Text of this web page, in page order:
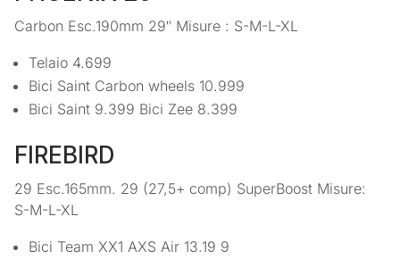
Carbon Esc.190mm 29″ Misure : S-M-L-XL
Telaio 4.699
Bici Saint Carbon wheels 10.999
Bici Saint 9.399 Bici Zee 8.399
FIREBIRD
29 Esc.165mm. 29 (27,5+ comp) SuperBoost Misure:
S-M-L-XL
Bici Team XX1 AXS Air 13.19 9